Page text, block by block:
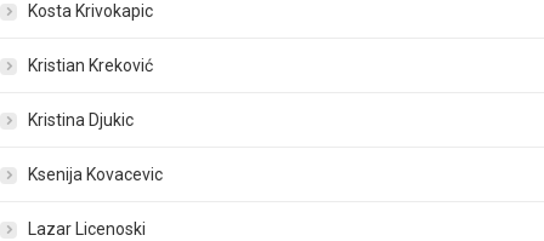
Kosta Krivokapic
Kristian Kreković
Kristina Djukic
Ksenija Kovacevic
Lazar Licenoski